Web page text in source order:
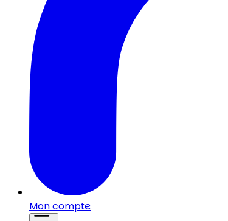
Mon compte